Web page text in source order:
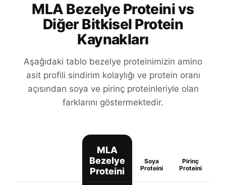
MLA Bezelye Proteini vs
Diğer Bitkisel Protein
Kaynakları
Aşağıdaki tablo bezelye proteinimizin amino
asit profili sindirim kolaylığı ve protein oranı
açısından soya ve pirinç proteinleriyle olan
farklarını göstermektedir.
MLA
Bezelye
Proteini
Soya
Proteini
Pirinç
Proteini